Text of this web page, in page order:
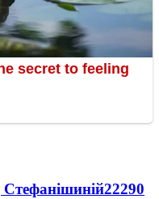
Стефанішиній22290